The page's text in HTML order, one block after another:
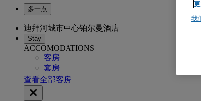
多一点
迪拜河城市中心铂尔曼酒店
Stay
ACCOMODATIONS
客房
套房
查看全部客房
我